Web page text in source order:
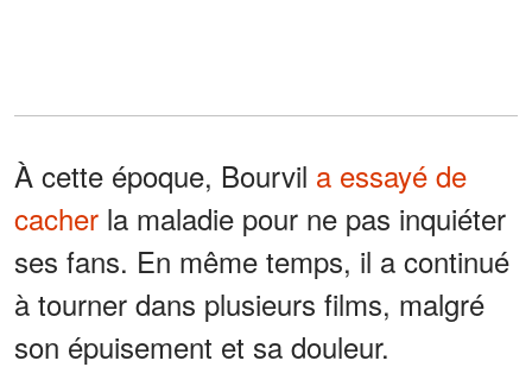
À cette époque, Bourvil a essayé de
cacher la maladie pour ne pas inquiéter
ses fans. En même temps, il a continué
à tourner dans plusieurs films, malgré
son épuisement et sa douleur.